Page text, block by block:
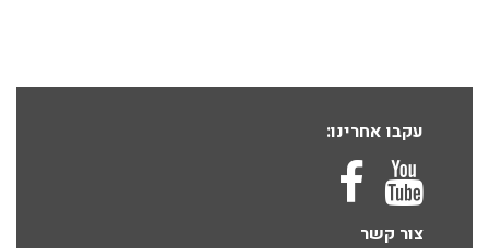
עקבו אחרינו:
צור קשר